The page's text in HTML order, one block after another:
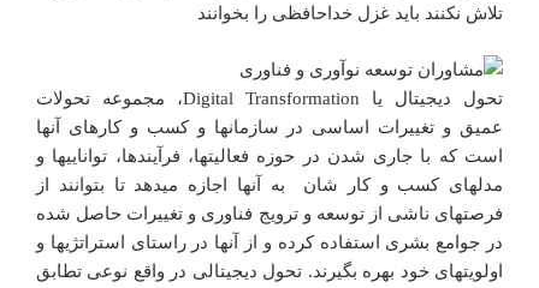
تلاش نکنند باید غزل خداحافظی را بخوانند
تحول دیجیتال یا Digital Transformation، مجموعه تحولات
عمیق و تغییرات اساسی در سازمانها و کسب و کارهای آنها
است که با جاری شدن در حوزه فعالیتها، فرآیندها، تواناییها و
مدلهای کسب و کار شان به آنها اجازه میدهد تا بتوانند از
فرصتهای ناشی از توسعه و ترویج فناوری و تغییرات حاصل شده
در جوامع بشری استفاده کرده و از آنها در راستای استراتژیها و
اولویتهای خود بهره بگیرند. تحول دیجیتالی در واقع نوعی تطابق